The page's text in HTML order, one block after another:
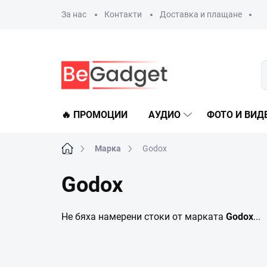
За нас Контакти Доставка и плащане
🔥 ПРОМОЦИИ АУДИО ФОТО И
НачалоМарка Godox
Godox
Не бяха намерени стоки от марката Godox...